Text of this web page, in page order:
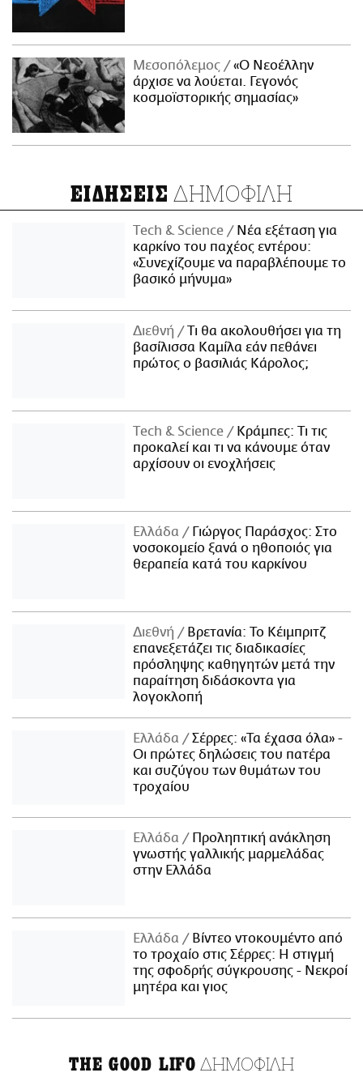
Μεσοπόλεμος
«Ο Νεοέλλην
άρχισε να λούεται. Γεγονός
κοσμοϊστορικής σημασίας»
ΕΙΔΗΣΕΙΣ ΔΗΜΟΦΙΛΗ
Τech & Science
Νέα εξέταση για
καρκίνο του παχέος εντέρου:
«Συνεχίζουμε να παραβλέπουμε το
βασικό μήνυμα»
Διεθνή
Τι θα ακολουθήσει για τη
βασίλισσα Καμίλα εάν πεθάνει
πρώτος ο βασιλιάς Κάρολος;
Τech & Science
Κράμπες: Τι τις
προκαλεί και τι να κάνουμε όταν
αρχίσουν οι ενοχλήσεις
Ελλάδα
Γιώργος Παράσχος: Στο
νοσοκομείο ξανά ο ηθοποιός για
θεραπεία κατά του καρκίνου
Διεθνή
Βρετανία: Το Κέιμπριτζ
επανεξετάζει τις διαδικασίες
πρόσληψης καθηγητών μετά την
παραίτηση διδάσκοντα για
λογοκλοπή
Ελλάδα
Σέρρες: «Τα έχασα όλα» -
Οι πρώτες δηλώσεις του πατέρα
και συζύγου των θυμάτων του
τροχαίου
Ελλάδα
Προληπτική ανάκληση
γνωστής γαλλικής μαρμελάδας
στην Ελλάδα
Ελλάδα
Βίντεο ντοκουμέντο από
το τροχαίο στις Σέρρες: Η στιγμή
της σφοδρής σύγκρουσης - Νεκροί
μητέρα και γιος
THE GOOD LIFO ΔΗΜΟΦΙΛΗ